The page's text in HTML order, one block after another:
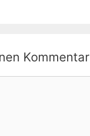
Kommentar